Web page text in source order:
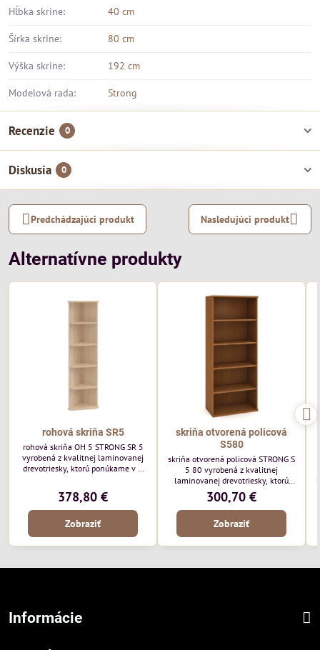
Hĺbka skrine: 40 cm
Šírka skrine: 80 cm
Výška skrine: 192 cm
Modelová rada: Strong
Recenzie 0
Diskusia 0
Predchádzajúci produkt Nasledujúci produkt
Alternatívne produkty
rohová skriňa SR5
rohová skriňa OH 5 STRONG SR 5
vyrobená z kvalitnej laminovanej
drevotriesky, ktorú ponúkame v 8
prednej strane je 2mm ABS hrana.
378,80 €
Zobraziť
skriňa otvorená policová
S580
skriňa otvorená policová STRONG S
5 80 vyrobená z kvalitnej
laminovanej drevotriesky, ktorú
ponúkame v 8 farebných odtieňoch.
Vrchná doska a dno majú hrúbku
25mm a na prednej strane je 2mm
ABS hrana.
300,70 €
Zobraziť
Informácie